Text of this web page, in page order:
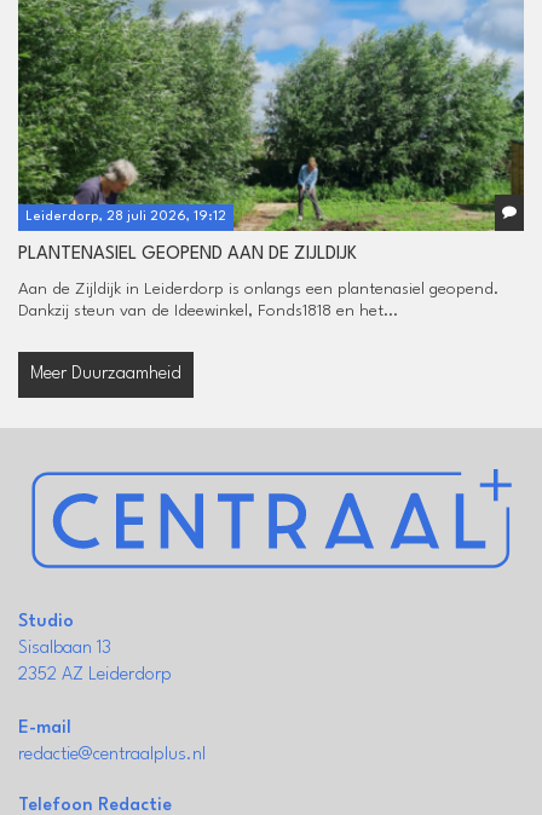
Leiderdorp, 28 juli 2026, 19:12
PLANTENASIEL GEOPEND AAN DE ZIJLDIJK
Aan de Zijldijk in Leiderdorp is onlangs een plantenasiel geopend.
Dankzij steun van de Ideewinkel, Fonds1818 en het...
Meer Duurzaamheid
Studio
Sisalbaan 13
2352 AZ Leiderdorp
E-mail
redactie@centraalplus.nl
Telefoon Redactie